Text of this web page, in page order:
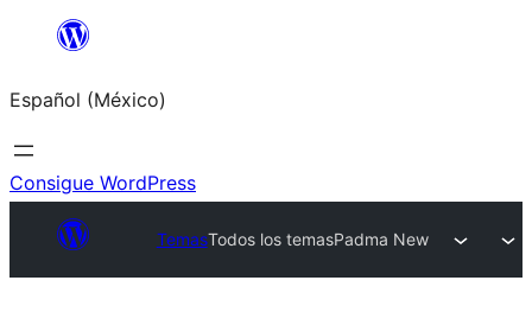
Saltar
contenido
Español (México)
Consigue WordPress
TemasTodos los temasPadma New